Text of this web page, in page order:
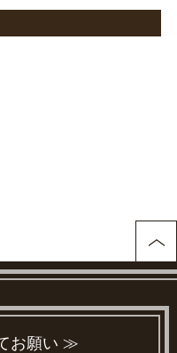
お願い ≫